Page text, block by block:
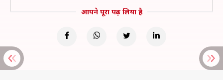
आपने पूरा पढ़ लिया है